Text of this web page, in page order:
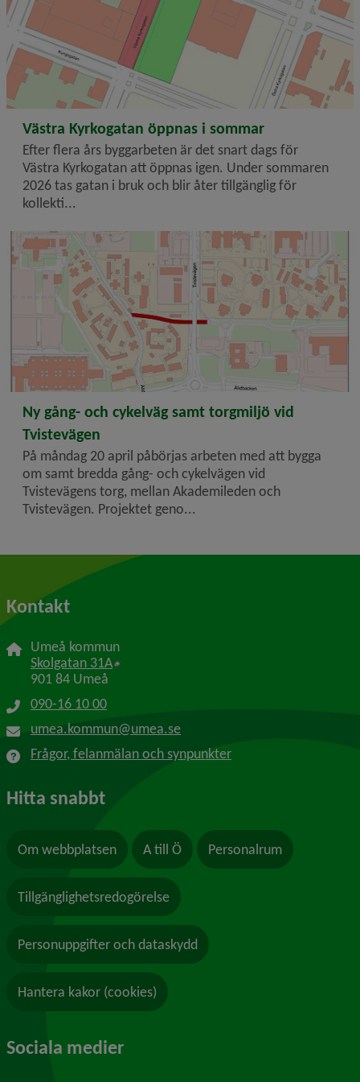
2026-04-17
Västra Kyrkogatan öppnas i sommar
Efter flera års byggarbeten är det snart dags för
Västra Kyrkogatan att öppnas igen. Under sommaren
2026 tas gatan i bruk och blir åter tillgänglig för
kollekti...
2026-04-14
Ny gång- och cykelväg samt torgmiljö vid
Tvistevägen
På måndag 20 april påbörjas arbeten med att bygga
om samt bredda gång- och cykelvägen vid
Tvistevägens torg, mellan Akademileden och
Tvistevägen. Projektet geno...
Kontakt
Umeå kommun
Skolgatan 31A Länk till annan webbplats, öppnas i nytt
901 84 Umeå
090-16 10 00
umea.kommun@umea.se
Frågor, felanmälan och synpunkter
Hitta snabbt
Om webbplatsen A till Ö Personalrum
Tillgänglighetsredogörelse
Personuppgifter och dataskydd
Hantera kakor (cookies)
Sociala medier